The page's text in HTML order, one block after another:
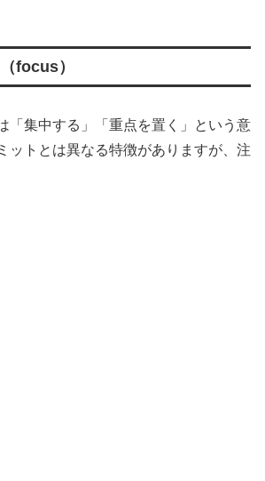
focus）
「集中する」「重点を置く」という意
ットとは異なる特徴がありますが、注